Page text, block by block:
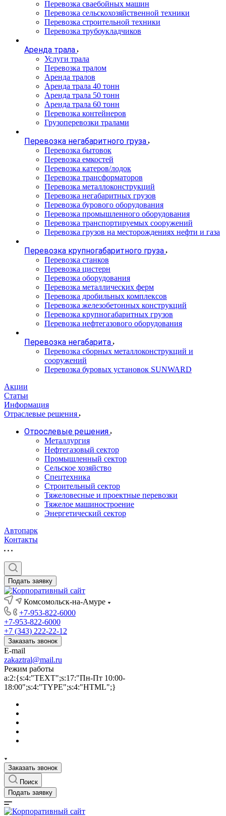
Перевозка сваебойных машин
Перевозка сельскохозяйственной техники
Перевозка строительной техники
Перевозка трубоукладчиков
Аренда трала
Услуги трала
Перевозка тралом
Аренда тралов
Аренда трала 40 тонн
Аренда трала 50 тонн
Аренда трала 60 тонн
Перевозка контейнеров
Грузоперевозки тралами
Перевозка негабаритного груза
Перевозка бытовок
Перевозка емкостей
Перевозка катеров/лодок
Перевозка трансформаторов
Перевозка металлоконструкций
Перевозка негабаритных грузов
Перевозка бурового оборудования
Перевозка промышленного оборудования
Перевозка транспортируемых сооружений
Перевозка грузов на месторождениях нефти и газа
Перевозка крупногабаритного груза
Перевозка станков
Перевозка цистерн
Перевозка оборудования
Перевозка металлических ферм
Перевозка дробильных комплексов
Перевозка железобетонных конструкций
Перевозка крупногабаритных грузов
Перевозка нефтегазового оборудования
Перевозка негабарита
Перевозка сборных металлоконструкций и
сооружений
Перевозка буровых установок SUNWARD
Акции
Статьи
Информация
Отраслевые решения
Отрослевые решения
Металлургия
Нефтегазовый сектор
Промышленный сектор
Сельское хозяйство
Спецтехника
Строительный сектор
Тяжеловесные и проектные перевозки
Тяжелое машиностроение
Энергетический сектор
Автопарк
Контакты
Подать заявку
Комсомольск-на-Амуре
+7-953-822-6000
+7-953-822-6000
+7 (343) 222-22-12
Заказать звонок
E-mail
zakaztral@mail.ru
Режим работы
a:2:{s:4:"TEXT";s:17:"Пн-Пт 10:00-
18:00";s:4:"TYPE";s:4:"HTML";}
Заказать звонок
Поиск
Подать заявку